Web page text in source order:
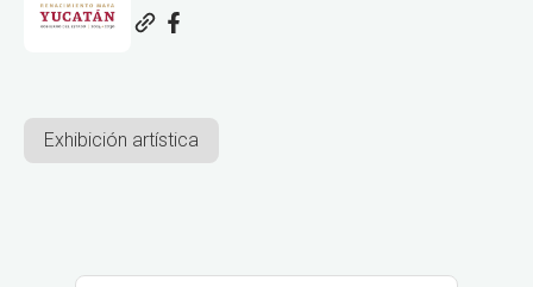
Exhibición artística